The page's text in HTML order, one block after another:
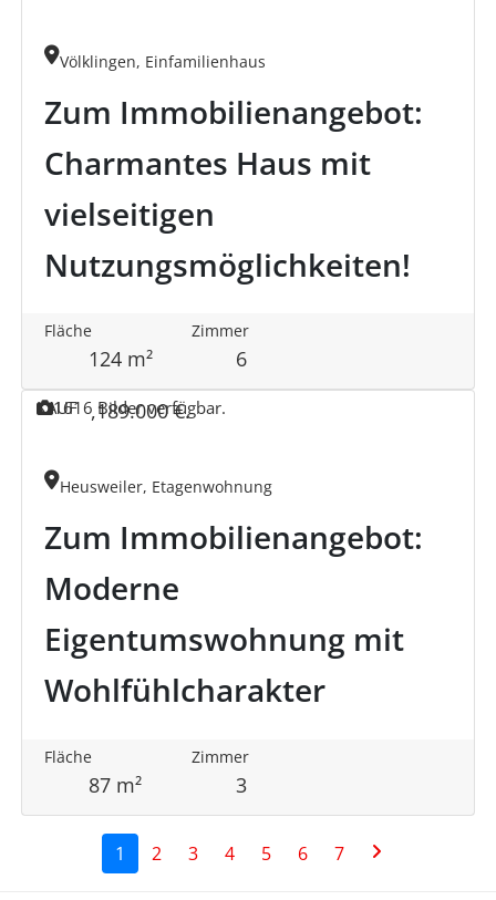
Völklingen, Einfamilienhaus
Zum Immobilienangebot:
Charmantes Haus mit
vielseitigen
Nutzungsmöglichkeiten!
Fläche
124 m²
Zimmer
6
Heusweiler, Etagenwohnung
Zum Immobilienangebot:
Moderne
Eigentumswohnung mit
Wohlfühlcharakter
KAUF ,189.000 €.
Fläche
87 m²
Zimmer
3
1616 Bilder verfügbar.
1 2 3 4 5 6 7